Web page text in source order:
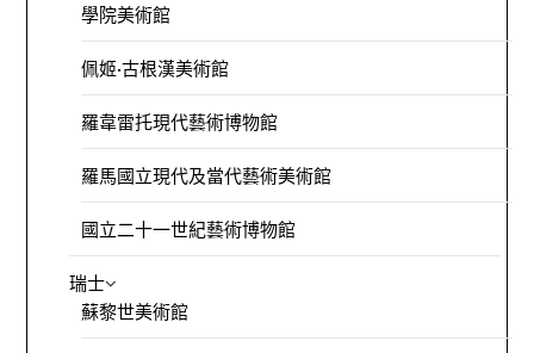
學院美術館
佩姬·古根漢美術館
羅韋雷托現代藝術博物館
羅馬國立現代及當代藝術美術館
國立二十一世紀藝術博物館
瑞士
蘇黎世美術館